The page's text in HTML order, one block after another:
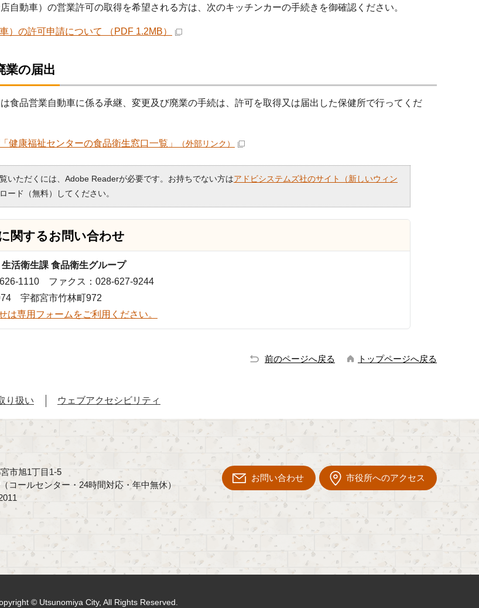
自動車）の営業許可の取得を希望される方は、次のキッチンカーの手続きを御確認ください。
）の許可申請について （PDF 1.2MB）
業の届出
食品営業自動車に係る承継、変更及び廃業の手続は、許可を取得又は届出した保健所で行ってくだ
健康福祉センターの食品衛生窓口一覧」 （外部リンク）
いただくには、Adobe Readerが必要です。お持ちでない方はアドビシステムズ社のサイト（新しいウィン
ード（無料）してください。
関するお問い合わせ
活衛生課 食品衛生グループ
1110 ファクス：028-627-9244
宇都宮市竹林町972
は専用フォームをご利用ください。
前のページへ戻る トップページへ戻る
り扱い ウェブアクセシビリティ
市旭1丁目1-5
コールセンター・24時間対応・年中無休）
お問い合わせ 市役所へのアクセス
© Utsunomiya City, All Rights Reserved.